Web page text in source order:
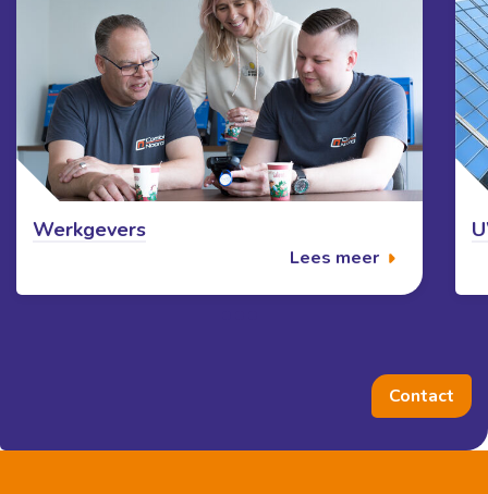
Werkgevers
Lees meer
Contact